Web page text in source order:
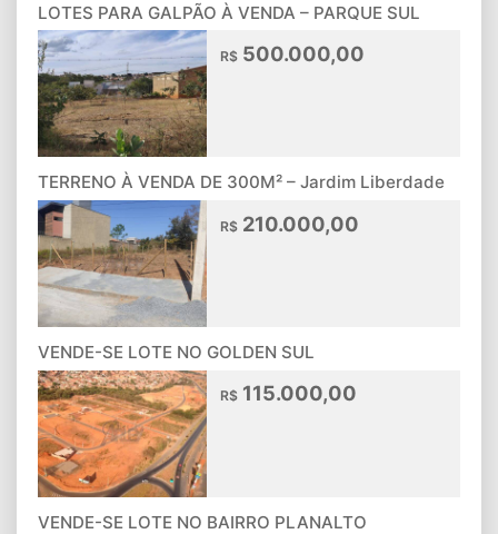
LOTES PARA GALPÃO À VENDA – PARQUE SUL
R$ 500.000,00
TERRENO À VENDA DE 300M² – Jardim Liberdade
R$ 210.000,00
VENDE-SE LOTE NO GOLDEN SUL
R$ 115.000,00
VENDE-SE LOTE NO BAIRRO PLANALTO